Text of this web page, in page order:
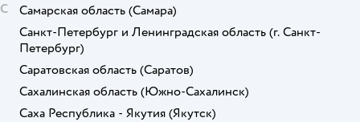
С
Самарская область (Самара)
Санкт-Петербург и Ленинградская область (г. Санкт-
Петербург)
Саратовская область (Саратов)
Сахалинская область (Южно-Сахалинск)
Саха Республика - Якутия (Якутск)